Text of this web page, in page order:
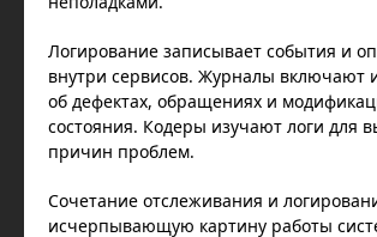
Логирование записывает события и
внутри сервисов. Журналы включают
об дефектах, обращениях и
состояния. Кодеры изучают логи для
причин проблем.
Сочетание отслеживания и
исчерпывающую картину работы